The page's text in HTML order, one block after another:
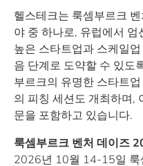
헬스테크는 룩셈부르크
야 중 하나로, 유럽에서
높은 스타트업과 스케일
음 단계로 도약할 수 있도
부르크의 유명한 스타트
의 피칭 세션도 개최하며,
문을 포함하고 있습니다.
룩셈부르크 벤처 데이즈
2026년 10월 14-15일 룩